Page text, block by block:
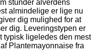
stunder alverdens
almindelige er lige nu
dig mulighed for at
dig. Leveringstypen er
typisk ligeledes den mest
Plantemayonnaise fra